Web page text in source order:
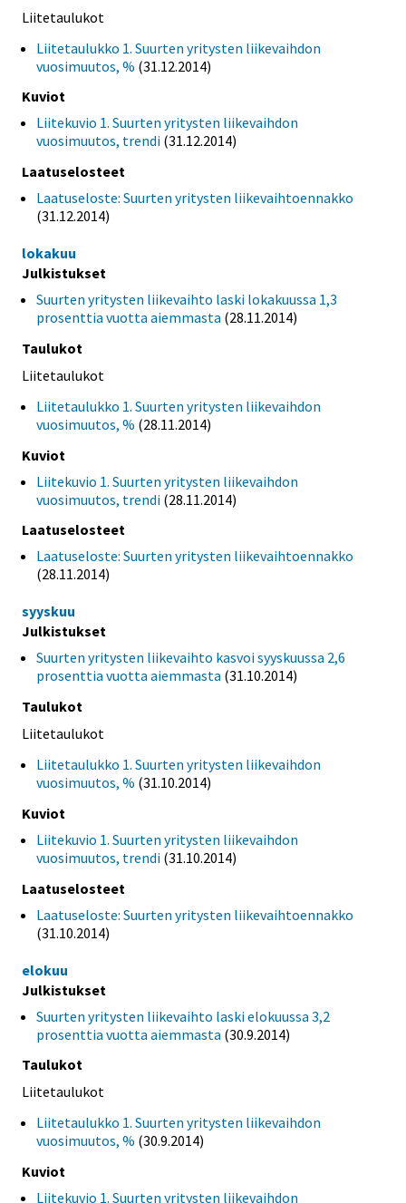
Liitetaulukot
Liitetaulukko 1. Suurten yritysten liikevaihdon
vuosimuutos, % (31.12.2014)
Kuviot
Liitekuvio 1. Suurten yritysten liikevaihdon
vuosimuutos, trendi (31.12.2014)
Laatuselosteet
Laatuseloste: Suurten yritysten liikevaihtoennakko
(31.12.2014)
lokakuu
Julkistukset
Suurten yritysten liikevaihto laski lokakuussa 1,3
prosenttia vuotta aiemmasta (28.11.2014)
Taulukot
Liitetaulukot
Liitetaulukko 1. Suurten yritysten liikevaihdon
vuosimuutos, % (28.11.2014)
Kuviot
Liitekuvio 1. Suurten yritysten liikevaihdon
vuosimuutos, trendi (28.11.2014)
Laatuselosteet
Laatuseloste: Suurten yritysten liikevaihtoennakko
(28.11.2014)
syyskuu
Julkistukset
Suurten yritysten liikevaihto kasvoi syyskuussa 2,6
prosenttia vuotta aiemmasta (31.10.2014)
Taulukot
Liitetaulukot
Liitetaulukko 1. Suurten yritysten liikevaihdon
vuosimuutos, % (31.10.2014)
Kuviot
Liitekuvio 1. Suurten yritysten liikevaihdon
vuosimuutos, trendi (31.10.2014)
Laatuselosteet
Laatuseloste: Suurten yritysten liikevaihtoennakko
(31.10.2014)
elokuu
Julkistukset
Suurten yritysten liikevaihto laski elokuussa 3,2
prosenttia vuotta aiemmasta (30.9.2014)
Taulukot
Liitetaulukot
Liitetaulukko 1. Suurten yritysten liikevaihdon
vuosimuutos, % (30.9.2014)
Kuviot
Liitekuvio 1. Suurten yritysten liikevaihdon